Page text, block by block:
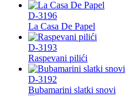
D-3196
La Casa De Papel
D-3193
Raspevani pilići
D-3192
Bubamarini slatki snovi